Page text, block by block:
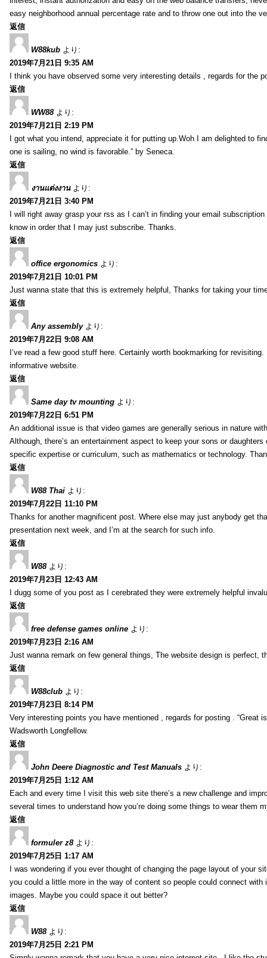
easy neighborhood annual percentage rate and to throw one out into the
返信
W88kub より:
2019年7月21日 9:35 AM
I think you have observed some very interesting details , regards for the
返信
WW88 より:
2019年7月21日 2:19 PM
I got what you intend, appreciate it for putting up.Woh I am delighted to
one is sailing, no wind is favorable.” by Seneca.
返信
งานแต่งงาน より:
2019年7月21日 3:40 PM
I will right away grasp your rss as I can’t in finding your email
know in order that I may just subscribe. Thanks.
返信
office ergonomics より:
2019年7月21日 10:01 PM
Just wanna state that this is extremely helpful, Thanks for taking your
返信
Any assembly より:
2019年7月22日 9:08 AM
I’ve read a few good stuff here. Certainly worth bookmarking for
informative website.
返信
Same day tv mounting より:
2019年7月22日 6:51 PM
An additional issue is that video games are generally serious in nature
Although, there’s an entertainment aspect to keep your sons or
specific expertise or curriculum, such as mathematics or technology.
返信
W88 Thai より:
2019年7月22日 11:10 PM
Thanks for another magnificent post. Where else may just anybody get
presentation next week, and I’m at the search for such info.
返信
W88 より:
2019年7月23日 12:43 AM
I dugg some of you post as I cerebrated they were extremely helpful
返信
free defense games online より:
2019年7月23日 2:16 AM
Just wanna remark on few general things, The website design is perfect,
返信
W88club より:
2019年7月23日 8:14 PM
Very interesting points you have mentioned , regards for posting . “Great
Wadsworth Longfellow.
返信
John Deere Diagnostic and Test Manuals より:
2019年7月25日 1:12 AM
Each and every time I visit this web site there’s a new challenge and
several times to understand how you’re doing some things to wear them
返信
formuler z8 より:
2019年7月25日 1:17 AM
I was wondering if you ever thought of changing the page layout of your
you could a little more in the way of content so people could connect
images. Maybe you could space it out better?
返信
W88 より:
2019年7月25日 2:21 PM